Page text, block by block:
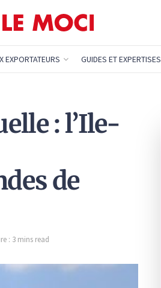
EXPORTATEURS GUIDES ET EXPERTISES
: l’Ile-
de
: 3 mins read